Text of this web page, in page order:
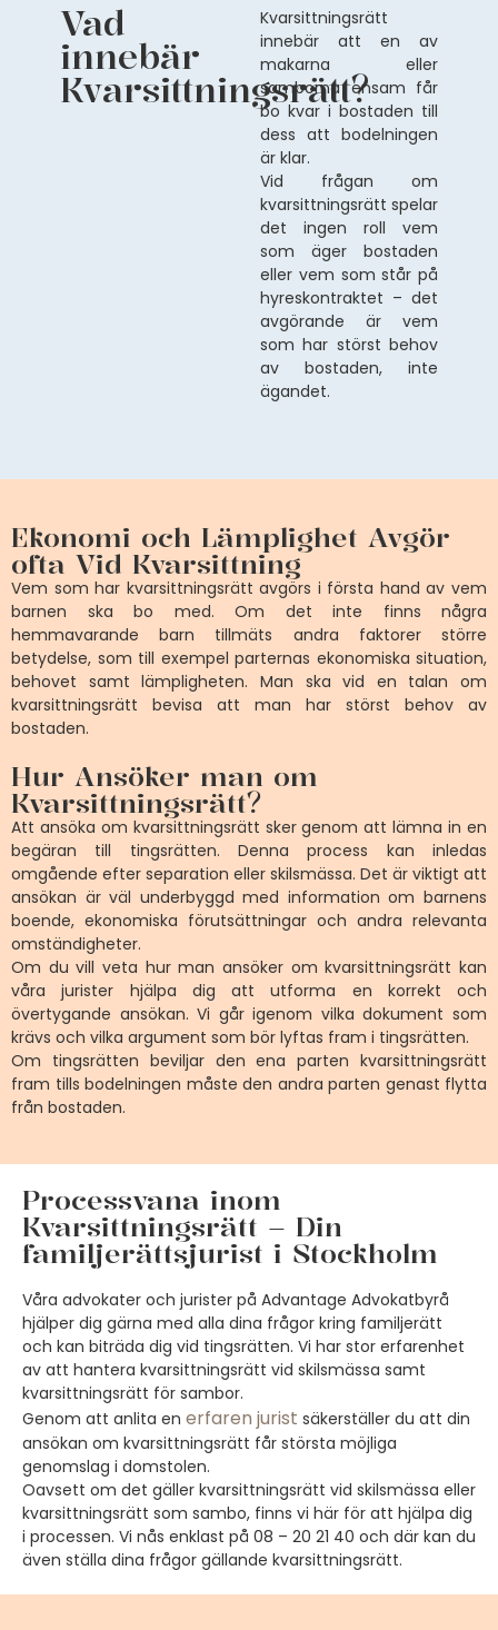
Vad
innebär
Kvarsittningsrätt?
Kvarsittningsrätt
innebär att en av
makarna eller
samborna ensam får
bo kvar i bostaden till
dess att bodelningen
är klar.
Vid frågan om
kvarsittningsrätt spelar
det ingen roll vem
som äger bostaden
eller vem som står på
hyreskontraktet – det
avgörande är vem
som har störst behov
av bostaden, inte
ägandet.
Ekonomi och Lämplighet Avgör
ofta Vid Kvarsittning
Vem som har kvarsittningsrätt avgörs i första hand av vem
barnen ska bo med. Om det inte finns några
hemmavarande barn tillmäts andra faktorer större
betydelse, som till exempel parternas ekonomiska situation,
behovet samt lämpligheten. Man ska vid en talan om
kvarsittningsrätt bevisa att man har störst behov av
bostaden.
Hur Ansöker man om
Kvarsittningsrätt?
Att ansöka om kvarsittningsrätt sker genom att lämna in en
begäran till tingsrätten. Denna process kan inledas
omgående efter separation eller skilsmässa. Det är viktigt att
ansökan är väl underbyggd med information om barnens
boende, ekonomiska förutsättningar och andra relevanta
omständigheter.
Om du vill veta hur man ansöker om kvarsittningsrätt kan
våra jurister hjälpa dig att utforma en korrekt och
övertygande ansökan. Vi går igenom vilka dokument som
krävs och vilka argument som bör lyftas fram i tingsrätten.
Om tingsrätten beviljar den ena parten kvarsittningsrätt
fram tills bodelningen måste den andra parten genast flytta
från bostaden.
Processvana inom
Kvarsittningsrätt – Din
familjerättsjurist i Stockholm
Våra advokater och jurister på Advantage Advokatbyrå
hjälper dig gärna med alla dina frågor kring familjerätt
och kan biträda dig vid tingsrätten. Vi har stor erfarenhet
av att hantera kvarsittningsrätt vid skilsmässa samt
kvarsittningsrätt för sambor.
Genom att anlita en erfaren jurist säkerställer du att din
ansökan om kvarsittningsrätt får största möjliga
genomslag i domstolen.
Oavsett om det gäller kvarsittningsrätt vid skilsmässa eller
kvarsittningsrätt som sambo, finns vi här för att hjälpa dig
i processen. Vi nås enklast på 08 – 20 21 40 och där kan du
även ställa dina frågor gällande kvarsittningsrätt.